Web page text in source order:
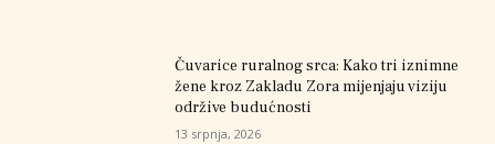
Čuvarice ruralnog srca: Kako tri iznimne
žene kroz Zakladu Zora mijenjaju viziju
održive budućnosti
13 srpnja, 2026